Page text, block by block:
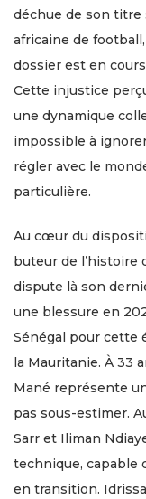
déchue de son titre
africaine de
dossier est en
Cette injustice
une dynamique
impossible à
régler avec le
particulière.
Au cœur du
buteur de l’histoire
dispute là son
une blessure en
Sénégal pour cette
la Mauritanie. À 33
Mané représente
pas sous-estimer.
Sarr et Iliman
technique, capable
en transition.